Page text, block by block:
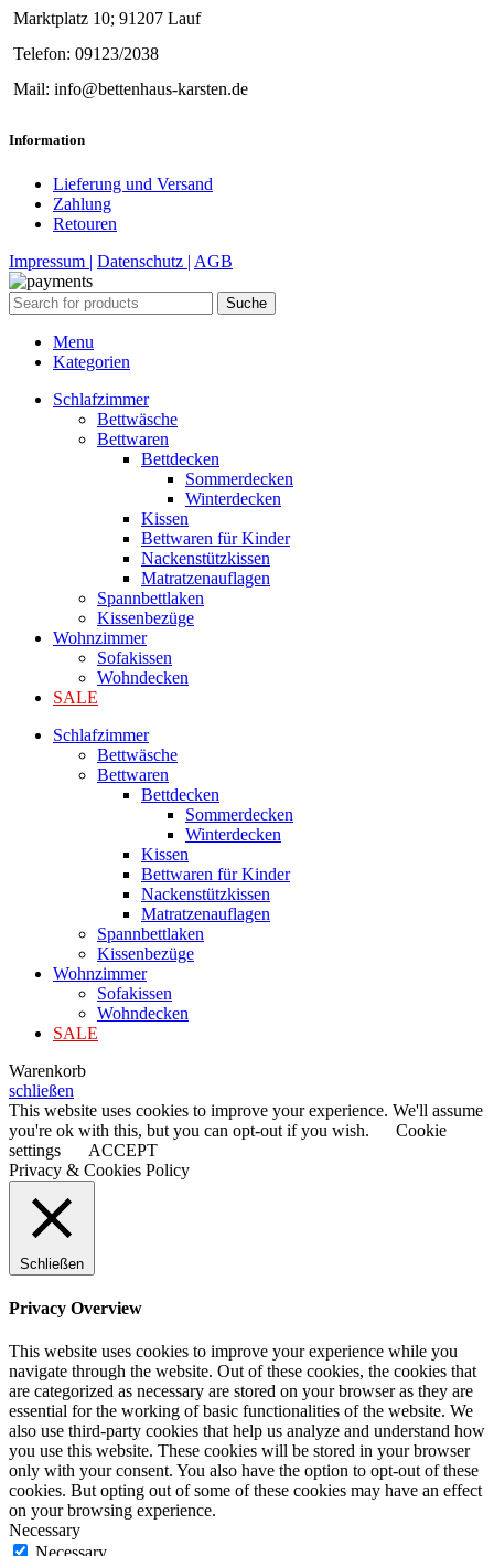
Marktplatz 10; 91207 Lauf
Telefon: 09123/2038
Mail: info@bettenhaus-karsten.de
Information
Lieferung und Versand
Zahlung
Retouren
Impressum | Datenschutz | AGB
Suche
Menu
Kategorien
Schlafzimmer
Bettwäsche
Bettwaren
Bettdecken
Sommerdecken
Winterdecken
Kissen
Bettwaren für Kinder
Nackenstützkissen
Matratzenauflagen
Spannbettlaken
Kissenbezüge
Wohnzimmer
Sofakissen
Wohndecken
SALE
Schlafzimmer
Bettwäsche
Bettwaren
Bettdecken
Sommerdecken
Winterdecken
Kissen
Bettwaren für Kinder
Nackenstützkissen
Matratzenauflagen
Spannbettlaken
Kissenbezüge
Wohnzimmer
Sofakissen
Wohndecken
SALE
Warenkorb
schließen
This website uses cookies to improve your experience. We'll assume
you're ok with this, but you can opt-out if you wish.
Cookie
settings
ACCEPT
Privacy & Cookies Policy
Schließen
Privacy Overview
This website uses cookies to improve your experience while you
navigate through the website. Out of these cookies, the cookies that
are categorized as necessary are stored on your browser as they are
essential for the working of basic functionalities of the website. We
also use third-party cookies that help us analyze and understand how
you use this website. These cookies will be stored in your browser
only with your consent. You also have the option to opt-out of these
cookies. But opting out of some of these cookies may have an effect
on your browsing experience.
Necessary